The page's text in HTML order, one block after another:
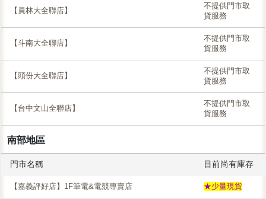
【員林大全聯店】
不提供門市取
貨服務
【斗南大全聯店】
不提供門市取
貨服務
【頭份大全聯店】
不提供門市取
貨服務
【台中文山全聯店】
不提供門市取
貨服務
南部地區
門市名稱 目前尚有庫存
【嘉義評好店】1F筆電&電競專賣店 ★少量現貨